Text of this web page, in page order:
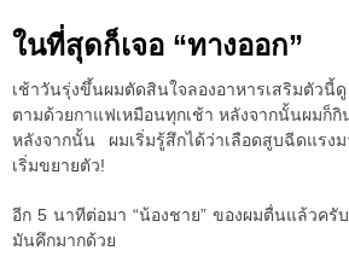
ในที่สุดก็เจอ “ทางออก”
เช้าวันรุ่งขึ้นผมตัดสินใจลองอาหารเสริมตัว
ตามด้วยกาแฟเหมือนทุกเช้า หลังจากนั้นผมก็กิ
หลังจากนั้น ผมเริ่มรู้สึกได้ว่าเลือดสูบฉีดแรง
เริ่มขยายตัว!
อีก 5 นาทีต่อมา “น้องชาย” ของผมตื่นแล้วค
มันคึกมากด้วย